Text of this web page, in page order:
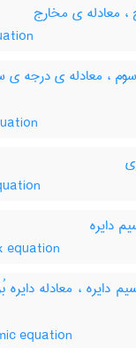
، معادله ی مخارج
، معادله ی درجه ی
دایره
equation
دایره ، معادله
equation